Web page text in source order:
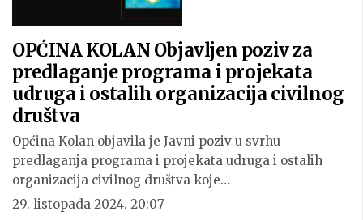
OPĆINA KOLAN Objavljen poziv za
predlaganje programa i projekata
udruga i ostalih organizacija civilnog
društva
Općina Kolan objavila je Javni poziv u svrhu
predlaganja programa i projekata udruga i ostalih
organizacija civilnog društva koje…
29. listopada 2024. 20:07